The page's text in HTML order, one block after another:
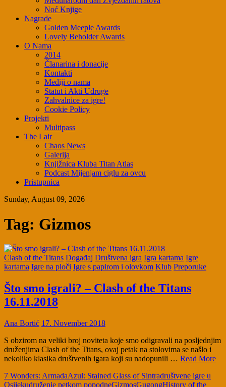
Noć Knjige
Nagrade
Golden Meeple Awards
Lovely Beholder Awards
O Nama
2014
Članarina i donacije
Kontakti
Mediji o nama
Statut i Akti Udruge
Zahvalnice za igre!
Cookie Policy
Projekti
Multipass
The Lair
Chaos News
Galerija
Knjižnica Kluba Titan Atlas
Podcast Mijenjam ciglu za ovcu
Pristupnica
Sunday, August 09, 2026
Tag: Gizmos
Clash of the Titans Događaj Društvena igra Igra kartama Igre
kartama Igre na ploči Igre s papirom i olovkom Klub Preporuke
Što smo igrali? – Clash of the Titans
16.11.2018
Ana Bortić 17. November 2018
S obzirom na veliki broj noviteta koje smo odigravali na posljednjim
druženjima Clash of the Titans, ovaj petak na stolovima se našlo i
nekoliko klasika društvenih igara koji su nadopunili … Read More
7 Wonders: ArmadaAzul: Stained Glass of Sintradruštvene igre u
Osijekudruženje petkom popodneGizmosGugongHistory of the